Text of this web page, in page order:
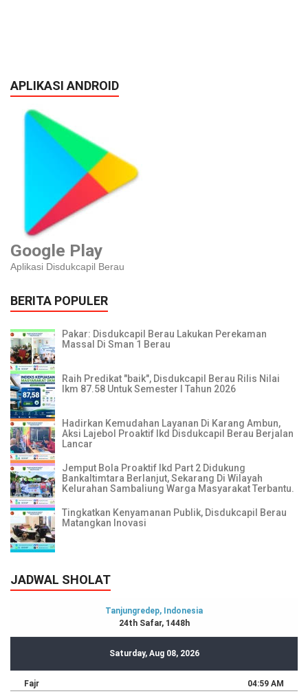
APLIKASI ANDROID
Google Play
Aplikasi Disdukcapil Berau
BERITA POPULER
Pakar: Disdukcapil Berau Lakukan Perekaman
Massal Di Sman 1 Berau
Raih Predikat "baik", Disdukcapil Berau Rilis Nilai
Ikm 87.58 Untuk Semester I Tahun 2026
Hadirkan Kemudahan Layanan Di Karang Ambun,
Aksi Lajebol Proaktif Ikd Disdukcapil Berau Berjalan
Lancar
Jemput Bola Proaktif Ikd Part 2 Didukung
Bankaltimtara Berlanjut, Sekarang Di Wilayah
Kelurahan Sambaliung Warga Masyarakat Terbantu.
Tingkatkan Kenyamanan Publik, Disdukcapil Berau
Matangkan Inovasi
JADWAL SHOLAT